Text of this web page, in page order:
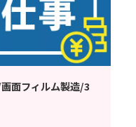
面フィルム製造/3